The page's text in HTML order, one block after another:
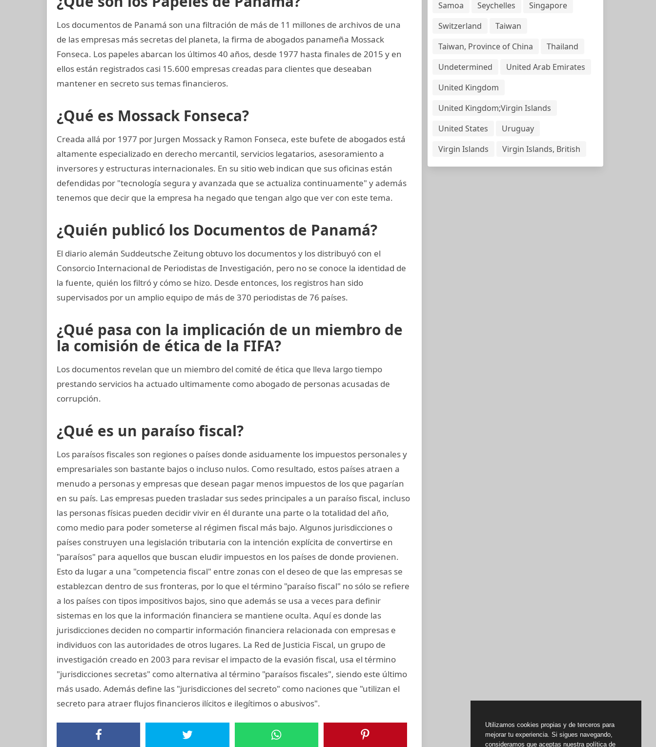
Los documentos de Panamá son una filtración de más de 11 millones de archivos de una
de las empresas más secretas del planeta, la firma de abogados panameña Mossack
Fonseca. Los papeles abarcan los últimos 40 años, desde 1977 hasta finales de 2015 y en
ellos están registrados casi 15.600 empresas creadas para clientes que deseaban
mantener en secreto sus temas financieros.
¿Qué es Mossack Fonseca?
Creada allá por 1977 por Jurgen Mossack y Ramon Fonseca, este bufete de abogados está
altamente especializado en derecho mercantil, servicios legatarios, asesoramiento a
inversores y estructuras internacionales. En su sitio web indican que sus oficinas están
defendidas por "tecnología segura y avanzada que se actualiza continuamente" y además
tenemos que decir que la empresa ha negado que tengan algo que ver con este tema.
¿Quién publicó los Documentos de Panamá?
El diario alemán Suddeutsche Zeitung obtuvo los documentos y los distribuyó con el
Consorcio Internacional de Periodistas de Investigación, pero no se conoce la identidad de
la fuente, quién los filtró y cómo se hizo. Desde entonces, los registros han sido
supervisados por un amplio equipo de más de 370 periodistas de 76 países.
¿Qué pasa con la implicación de un miembro de
la comisión de ética de la FIFA?
Los documentos revelan que un miembro del comité de ética que lleva largo tiempo
prestando servicios ha actuado ultimamente como abogado de personas acusadas de
corrupción.
¿Qué es un paraíso fiscal?
Los paraísos fiscales son regiones o países donde asiduamente los impuestos personales y
empresariales son bastante bajos o incluso nulos. Como resultado, estos países atraen a
menudo a personas y empresas que desean pagar menos impuestos de los que pagarían
en su país. Las empresas pueden trasladar sus sedes principales a un paraíso fiscal, incluso
las personas físicas pueden decidir vivir en él durante una parte o la totalidad del año,
como medio para poder someterse al régimen fiscal más bajo. Algunos jurisdicciones o
países construyen una legislación tributaria con la intención explícita de convertirse en
"paraísos" para aquellos que buscan eludir impuestos en los países de donde provienen.
Esto da lugar a una "competencia fiscal" entre zonas con el deseo de que las empresas se
establezcan dentro de sus fronteras, por lo que el término "paraíso fiscal" no sólo se refiere
a los países con tipos impositivos bajos, sino que además se usa a veces para definir
sistemas en los que la información financiera se mantiene oculta. Aquí es donde las
jurisdicciones deciden no compartir información financiera relacionada con empresas e
individuos con las autoridades de otros lugares. La Red de Justicia Fiscal, un grupo de
investigación creado en 2003 para revisar el impacto de la evasión fiscal, usa el término
"jurisdicciones secretas" como alternativa al término "paraísos fiscales", siendo este último
más usado. Además define las "jurisdicciones del secreto" como naciones que "utilizan el
secreto para atraer flujos financieros ilícitos e ilegítimos o abusivos".
Samoa
Seychelles
Singapore
Switzerland
Taiwan
Taiwan, Province of China
Thailand
Undetermined
United Arab Emirates
United Kingdom
United Kingdom;Virgin Islands
United States
Uruguay
Virgin Islands
Virgin Islands, British
Utilizamos cookies propias y de terceros para
mejorar tu experiencia. Si sigues navegando,
consideramos que aceptas nuestra política de